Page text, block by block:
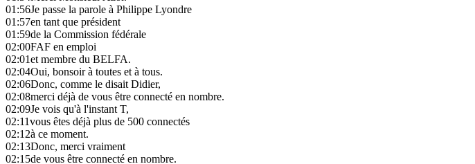
01:56Je passe la parole à Philippe Lyondre
01:57en tant que président
01:59de la Commission fédérale
02:00FAF en emploi
02:01et membre du BELFA.
02:04Oui, bonsoir à toutes et à tous.
02:06Donc, comme le disait Didier,
02:08merci déjà de vous être connecté en nombre.
02:09Je vois qu'à l'instant T,
02:11vous êtes déjà plus de 500 connectés
02:12à ce moment.
02:13Donc, merci vraiment
02:15de vous être connecté en nombre.